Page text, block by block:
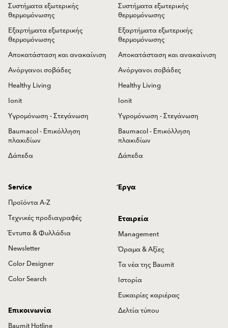
Συστήματα εξωτερικής
θερμομόνωσης
Εξαρτήματα εξωτερικής
θερμομόνωσης
Αποκατάσταση και ανακαίνιση
Ανόργανοι σοβάδες
Healthy Living
Ionit
Υγρομόνωση - Στεγάνωση
Baumacol - Επικόλληση
πλακιδίων
Δάπεδα
Συστήματα εξωτερικής
θερμομόνωσης
Εξαρτήματα εξωτερικής
θερμομόνωσης
Αποκατάσταση και ανακαίνιση
Ανόργανοι σοβάδες
Healthy Living
Ionit
Υγρομόνωση - Στεγάνωση
Baumacol - Επικόλληση
πλακιδίων
Δάπεδα
Service
Προϊόντα Α-Ζ
Τεχνικές προδιαγραφές
Έντυπα & Φυλλάδια
Newsletter
Color Designer
Color Search
Έργα
Εταιρεία
Management
Όραμα & Αξίες
Τα νέα της Baumit
Ιστορία
Ευκαιρίες καριέρας
Δελτία τύπου
Επικοινωνία